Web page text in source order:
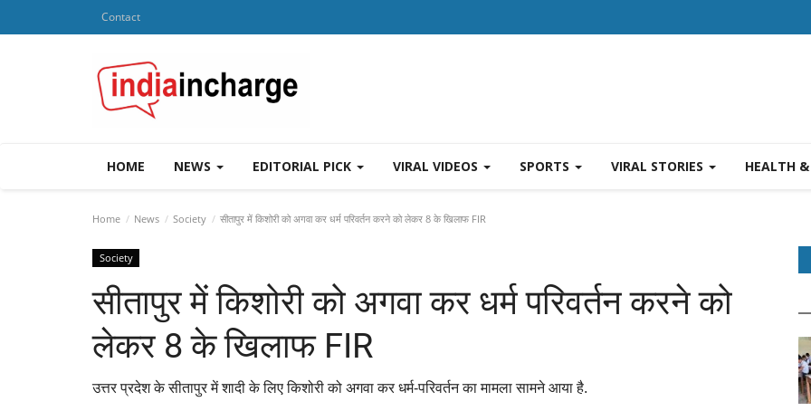
Contact
HOME NEWS EDITORIAL PICK VIRAL VIDEOS SPORTS VIRAL STORIES HEALTH &
Home News Society सीतापुर में किशोरी को अगवा कर धर्म परिवर्तन करने को लेकर 8 के खिलाफ FIR
Society
सीतापुर में किशोरी को अगवा कर धर्म परिवर्तन करने को
लेकर 8 के खिलाफ FIR
उत्तर प्रदेश के सीतापुर में शादी के लिए किशोरी को अगवा कर धर्म-परिवर्तन का मामला सामने आया है.